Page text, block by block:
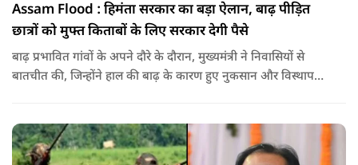
Assam Flood : हिमंता सरकार का बड़ा ऐलान, बाढ़ पीड़ित
छात्रों को मुफ्त किताबों के लिए सरकार देगी पैसे
बाढ़ प्रभावित गांवों के अपने दौरे के दौरान, मुख्यमंत्री ने निवासियों से
बातचीत की, जिन्होंने हाल की बाढ़ के कारण हुए नुकसान और विस्थापन